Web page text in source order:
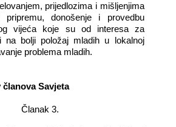
prijedlozima i mišljenjima
donošenje i provedbu
vijeća koje su od interesa za
na bolji položaj mladih u lokalnoj
problema mladih.
članova Savjeta
Članak 3.